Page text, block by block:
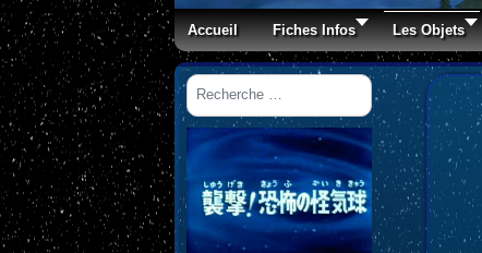
Accueil Fiches Infos Les Objets
Rechercher